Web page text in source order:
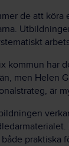
de att köra
kommun har
men Helen
är
både praktiska